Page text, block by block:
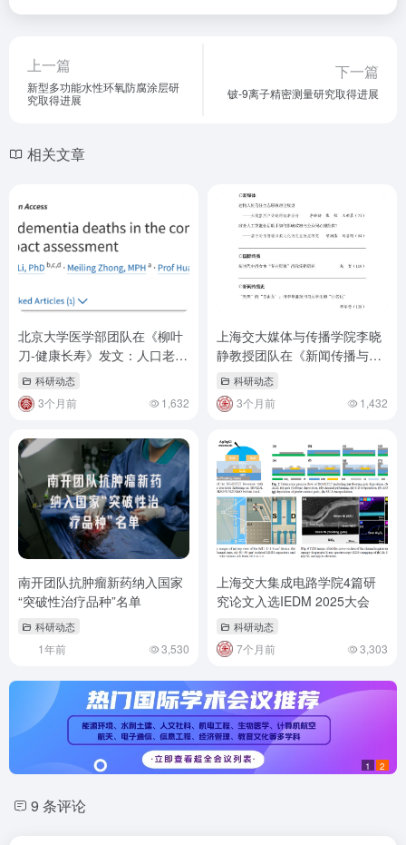
上一篇
新型多功能水性环氧防腐涂层研
究取得进展
下一篇
铍-9离子精密测量研究取得进展
相关文章
北京大学医学部团队在《柳叶
刀-健康长寿》发文：人口老龄
化背景下，我国需要协同推进
减污降碳行动以减轻痴呆负担
科研动态
3个月前 1,632
上海交大媒体与传播学院李晓
静教授团队在《新闻传播与研
究》发表论文
科研动态
3个月前 1,432
南开团队抗肿瘤新药纳入国家
“突破性治疗品种”名单
科研动态
1年前 3,530
上海交大集成电路学院4篇研
究论文入选IEDM 2025大会
科研动态
7个月前 3,303
1 2
9 条评论